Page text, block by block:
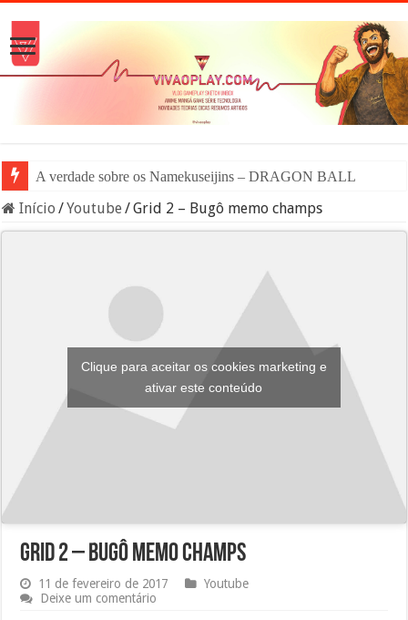
A verdade sobre os Namekuseijins – DRAGON BALL #News
Início /Youtube /Grid 2 – Bugô memo champs
Clique para aceitar os cookies marketing e
ativar este conteúdo
Grid 2 – Bugô memo champs
11 de fevereiro de 2017
Youtube
Deixe um comentário